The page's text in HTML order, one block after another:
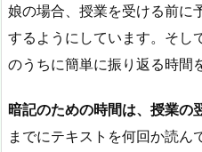
娘の場合、授業を受ける前に
するようにしています。そし
のうちに簡単に振り返る時間
暗記のための時間は、授業の
までにテキストを何回か読ん